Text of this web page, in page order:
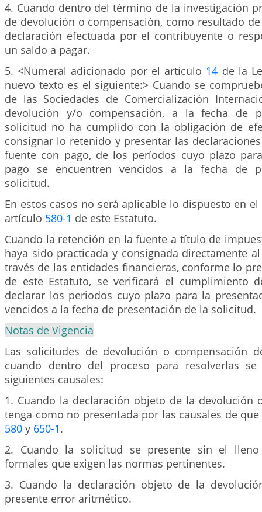
4. Cuando dentro del término de la investigación
de devolución o compensación, como resultado
declaración efectuada por el contribuyente o
un saldo a pagar.
5. <Numeral adicionado por el artículo 14 de la
nuevo texto es el siguiente:> Cuando se
de las Sociedades de Comercialización
devolución y/o compensación, a la fecha de
solicitud no ha cumplido con la obligación de
consignar lo retenido y presentar las
fuente con pago, de los períodos cuyo plazo
pago se encuentren vencidos a la fecha de
solicitud.
En estos casos no será aplicable lo dispuesto en
artículo 580-1 de este Estatuto.
Cuando la retención en la fuente a título de
haya sido practicada y consignada directamente
través de las entidades financieras, conforme lo
de este Estatuto, se verificará el cumplimiento
declarar los periodos cuyo plazo para la
vencidos a la fecha de presentación de la solicitud.
Notas de Vigencia
Las solicitudes de devolución o compensación
cuando dentro del proceso para resolverlas
siguientes causales:
1. Cuando la declaración objeto de la devolución
tenga como no presentada por las causales de
580 y 650-1.
2. Cuando la solicitud se presente sin el
formales que exigen las normas pertinentes.
3. Cuando la declaración objeto de la
presente error aritmético.